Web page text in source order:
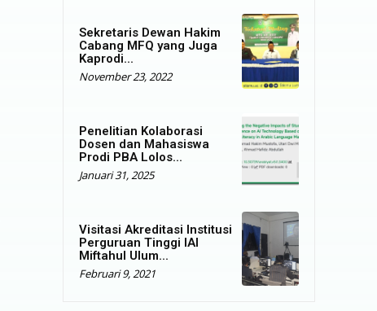
Sekretaris Dewan Hakim
Cabang MFQ yang Juga
Kaprodi...
November 23, 2022
Penelitian Kolaborasi
Dosen dan Mahasiswa
Prodi PBA Lolos...
Januari 31, 2025
Visitasi Akreditasi Institusi
Perguruan Tinggi IAI
Miftahul Ulum...
Februari 9, 2021